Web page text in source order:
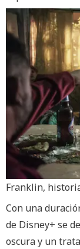
Franklin,
Con una
de Disney+ se
oscura y un